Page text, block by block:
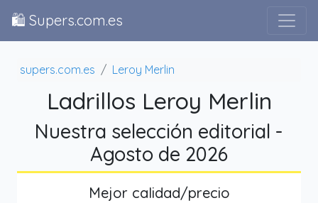
🛍️ Supers.com.es
supers.com.es Leroy Merlin
Ladrillos Leroy Merlin
Nuestra selección editorial -
Agosto de 2026
Mejor calidad/precio